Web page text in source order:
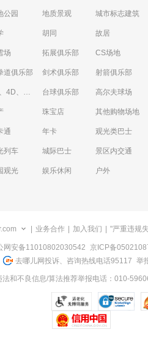
公园 地质景观 城市标志建筑
胡同 故居
场 拓展俱乐部 CS场地
道俱乐部 剑术俱乐部 射箭俱乐部
3D、4D、5D艺术体验馆 台球俱乐部 高尔夫球场
珠宝店 其他购物场地
通 年卡 观光类巴士
列车 城际巴士 景区内交通
观光 娱乐休闲 户外
业务合作 加入我们 "严重违规
网安备11010802030542 京ICP备
去哪儿网投诉、咨询热线电话95117 举
法和不良信息/算法推荐举报电话：010-